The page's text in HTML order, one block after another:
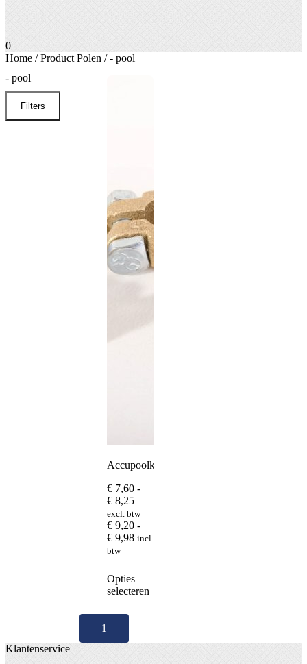
0
Home / Product Polen / - pool
- pool
Filters
Accupoolklem
€ 7,60 -
€ 8,25Prijsklasse:
€ 7,60
tot
€ 8,25
excl. btw
€ 9,20 -
€ 9,98Prijsklasse:
incl.
btw
Opties
selecteren
1
Klantenservice